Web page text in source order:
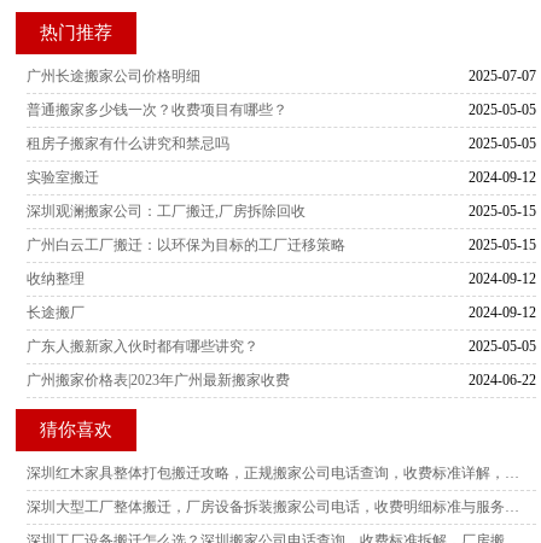
热门推荐
2025-07-07
广州长途搬家公司价格明细
2025-05-05
普通搬家多少钱一次？收费项目有哪些？
2025-05-05
租房子搬家有什么讲究和禁忌吗
2024-09-12
实验室搬迁
2025-05-15
深圳观澜搬家公司：工厂搬迁,厂房拆除回收
2025-05-15
广州白云工厂搬迁：以环保为目标的工厂迁移策略
2024-09-12
收纳整理
2024-09-12
长途搬厂
2025-05-05
广东人搬新家入伙时都有哪些讲究？
2024-06-22
广州搬家价格表|2023年广州最新搬家收费
猜你喜欢